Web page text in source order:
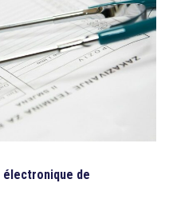
électronique de